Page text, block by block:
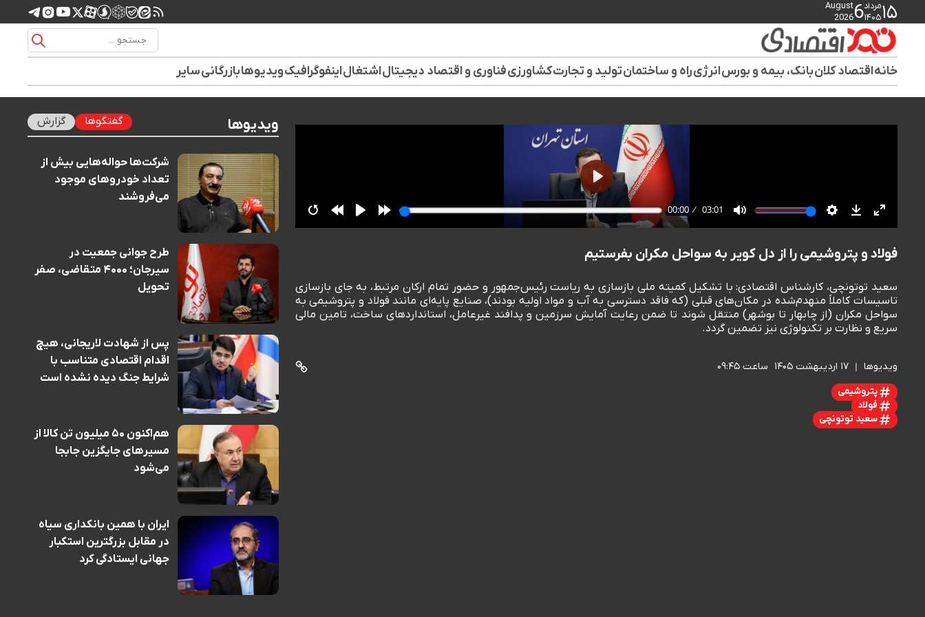
۱۵مرداد
۱۴۰۵6
August
2026
خانهاقتصاد کلانبانک، بیمه و بورسانرژیراه و ساختمانتولید و تجارتکشاورزیفناوری و اقتصاد دیجیتالاشتغالاینفوگرافیکویدیوهابازرگانیسایر
فولاد و پتروشیمی را از دل کویر به سواحل مکران بفرستیم
سعید توتونچی، کارشناس اقتصادی: با تشکیل کمیته ملی بازسازی به ریاست رئیس‌جمهور و حضور تمام ارکان مرتبط، به جای بازسازی
تاسیسات کاملاً منهدم‌شده در مکان‌های قبلی (که فاقد دسترسی به آب و مواد اولیه بودند)، صنایع پایه‌ای مانند فولاد و پتروشیمی به
سواحل مکران (از چابهار تا بوشهر) منتقل شوند تا ضمن رعایت آمایش سرزمین و پدافند غیرعامل، استانداردهای ساخت، تامین مالی
سریع و نظارت بر تکنولوژی نیز تضمین گردد.
ویدیوها ۱۷ اردیبهشت ۱۴۰۵ ساعت ۰۹:۴۵
پتروشیمی
فولاد
سعید توتونچی
ویدیوها گفتگوها گزارش
شرکت‌ها حواله‌هایی بیش از
تعداد خودروهای موجود
می‌فروشند
طرح جوانی جمعیت در
سیرجان؛ ۴۰۰۰ متقاضی، صفر
تحویل
پس از شهادت لاریجانی، هیچ
اقدام اقتصادی متناسب با
شرایط جنگ دیده نشده است
هم‌اکنون ۵۰ میلیون تن کالا از
مسیرهای جایگزین جابجا
می‌شود
ایران با همین بانکداری سیاه
در مقابل بزرگترین استکبار
جهانی ایستادگی کرد